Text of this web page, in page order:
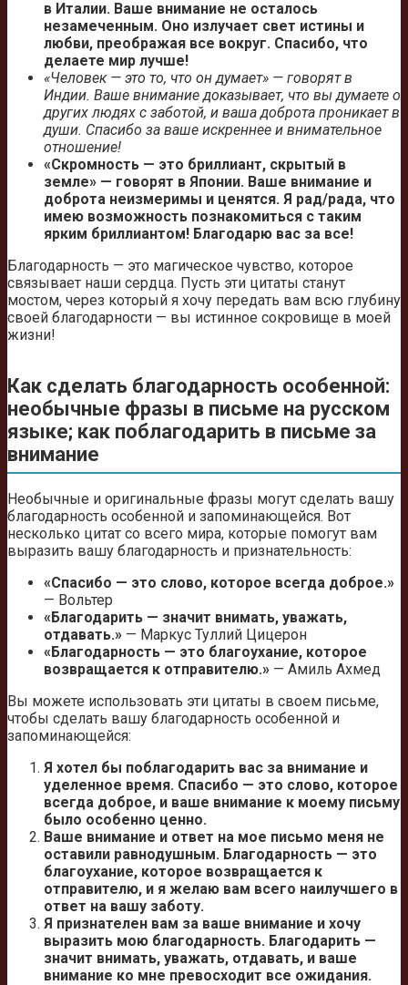
в Италии. Ваше внимание не осталось
незамеченным. Оно излучает свет истины и
любви, преображая все вокруг. Спасибо, что
делаете мир лучше!
«Человек — это то, что он думает» — говорят в
Индии. Ваше внимание доказывает, что вы думаете о
других людях с заботой, и ваша доброта проникает в
души. Спасибо за ваше искреннее и внимательное
отношение!
«Скромность — это бриллиант, скрытый в
земле» — говорят в Японии. Ваше внимание и
доброта неизмеримы и ценятся. Я рад/рада, что
имею возможность познакомиться с таким
ярким бриллиантом! Благодарю вас за все!
Благодарность — это магическое чувство, которое
связывает наши сердца. Пусть эти цитаты станут
мостом, через который я хочу передать вам всю глубину
своей благодарности — вы истинное сокровище в моей
жизни!
Как сделать благодарность особенной:
необычные фразы в письме на русском
языке; как поблагодарить в письме за
внимание
Необычные и оригинальные фразы могут сделать вашу
благодарность особенной и запоминающейся. Вот
несколько цитат со всего мира, которые помогут вам
выразить вашу благодарность и признательность:
«Спасибо — это слово, которое всегда доброе.»
— Вольтер
«Благодарить — значит внимать, уважать,
отдавать.» — Маркус Туллий Цицерон
«Благодарность — это благоухание, которое
возвращается к отправителю.» — Амиль Ахмед
Вы можете использовать эти цитаты в своем письме,
чтобы сделать вашу благодарность особенной и
запоминающейся:
Я хотел бы поблагодарить вас за внимание и
уделенное время. Спасибо — это слово, которое
всегда доброе, и ваше внимание к моему письму
было особенно ценно.
Ваше внимание и ответ на мое письмо меня не
оставили равнодушным. Благодарность — это
благоухание, которое возвращается к
отправителю, и я желаю вам всего наилучшего в
ответ на вашу заботу.
Я признателен вам за ваше внимание и хочу
выразить мою благодарность. Благодарить —
значит внимать, уважать, отдавать, и ваше
внимание ко мне превосходит все ожидания.